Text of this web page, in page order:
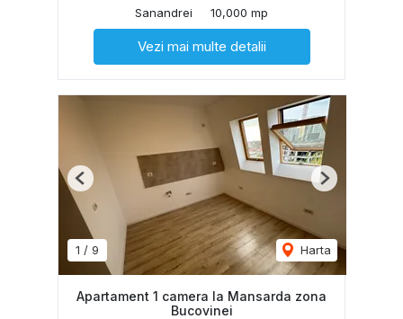
Sanandrei
10,000 mp
Vezi mai multe detalii
1 / 9 Harta
Previous Next
Apartament 1 camera la Mansarda zona
Bucovinei